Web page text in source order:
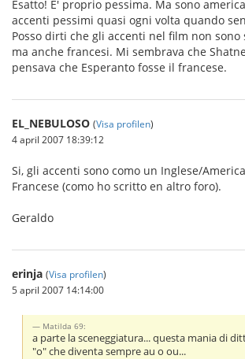
Esatto! E' proprio pessima. Ma sono
accenti pessimi quasi ogni volta quando
Posso dirti che gli accenti nel film non sono
ma anche francesi. Mi sembrava che
pensava che Esperanto fosse il francese.
EL_NEBULOSO (Visa profilen)
4 april 2007 18:39:12
Si, gli accenti sono como un Inglese/
Francese (como ho scritto en altro foro).
Geraldo
erinja (Visa profilen)
5 april 2007 14:14:00
Matilda 69:
a parte la sceneggiatura... questa mania di
"o" che diventa sempre au o ou...